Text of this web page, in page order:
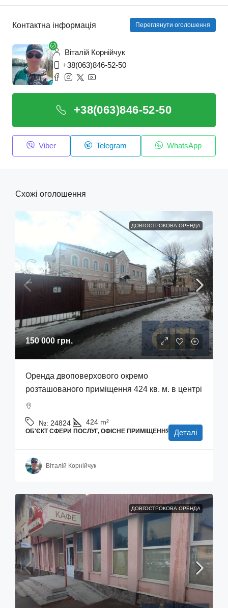
Контактна інформація Переглянути оголошення
Віталій Корнійчук
+38(063)846-52-50
+38(063)846-52-50
Viber Telegram WhatsApp
Схожі оголошення
ДОВГОСТРОКОВА ОРЕНДА
150 000 грн.
Оренда двоповерхового окремо
розташованого приміщення 424 кв. м. в центрі
№: 24824 424 m²
ОБ'ЄКТ СФЕРИ ПОСЛУГ, ОФІСНЕ ПРИМІЩЕННЯ Деталі
Віталій Корнійчук
ДОВГОСТРОКОВА ОРЕНДА